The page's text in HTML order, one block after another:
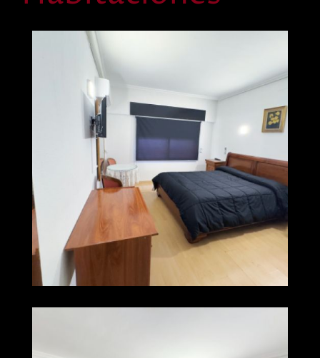
005 img 0384 Ampliar